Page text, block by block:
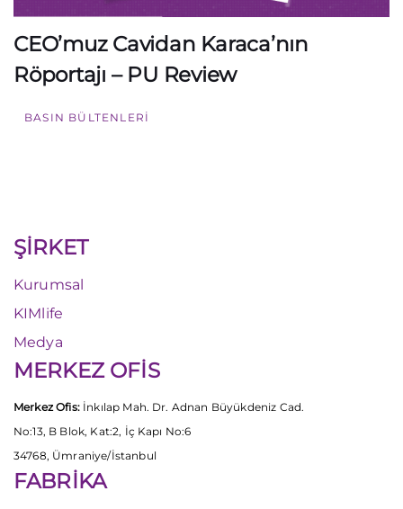
CEO’muz Cavidan Karaca’nın
Röportajı – PU Review
BASIN BÜLTENLERI
ŞİRKET
Kurumsal
KIMlife
Medya
MERKEZ OFİS
Merkez Ofis:İnkılap Mah. Dr. Adnan Büyükdeniz Cad.
No:13, B Blok, Kat:2, İç Kapı No:6
34768, Ümraniye/İstanbul
FABRİKA